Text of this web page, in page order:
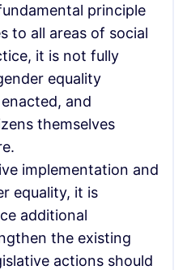
principle
to all areas of social
it is not fully
equality
and
themselves
implementation and
equality, it is
additional
the existing
actions should